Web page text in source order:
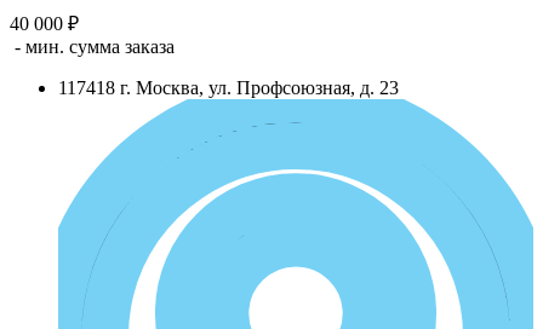
40 000 ₽
- мин. сумма заказа
117418 г. Москва, ул. Профсоюзная, д. 23